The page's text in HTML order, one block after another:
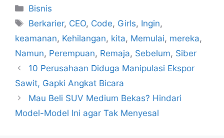
Kategori
Bisnis
Tag
Berkarier, CEO, Code, Girls, Ingin,
keamanan, Kehilangan, kita, Memulai, mereka,
Namun, Perempuan, Remaja, Sebelum, Siber
10 Perusahaan Diduga Manipulasi Ekspor
Sawit, Gapki Angkat Bicara
Mau Beli SUV Medium Bekas? Hindari
Model-Model Ini agar Tak Menyesal